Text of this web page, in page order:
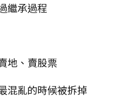
繼承過程
地、賣股票
混亂的時候被拆掉